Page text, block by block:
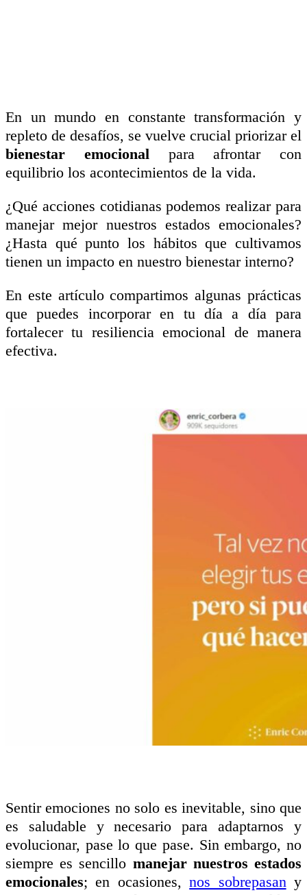
En un mundo en constante transformación y
repleto de desafíos, se vuelve crucial priorizar el
bienestar emocional para afrontar con
equilibrio los acontecimientos de la vida.
¿Qué acciones cotidianas podemos realizar para
manejar mejor nuestros estados emocionales?
¿Hasta qué punto los hábitos que cultivamos
tienen un impacto en nuestro bienestar interno?
En este artículo compartimos algunas prácticas
que puedes incorporar en tu día a día para
fortalecer tu resiliencia emocional de manera
efectiva.
Sentir emociones no solo es inevitable, sino que
es saludable y necesario para adaptarnos y
evolucionar, pase lo que pase. Sin embargo, no
siempre es sencillo manejar nuestros estados
emocionales; en ocasiones,nos sobrepasan y